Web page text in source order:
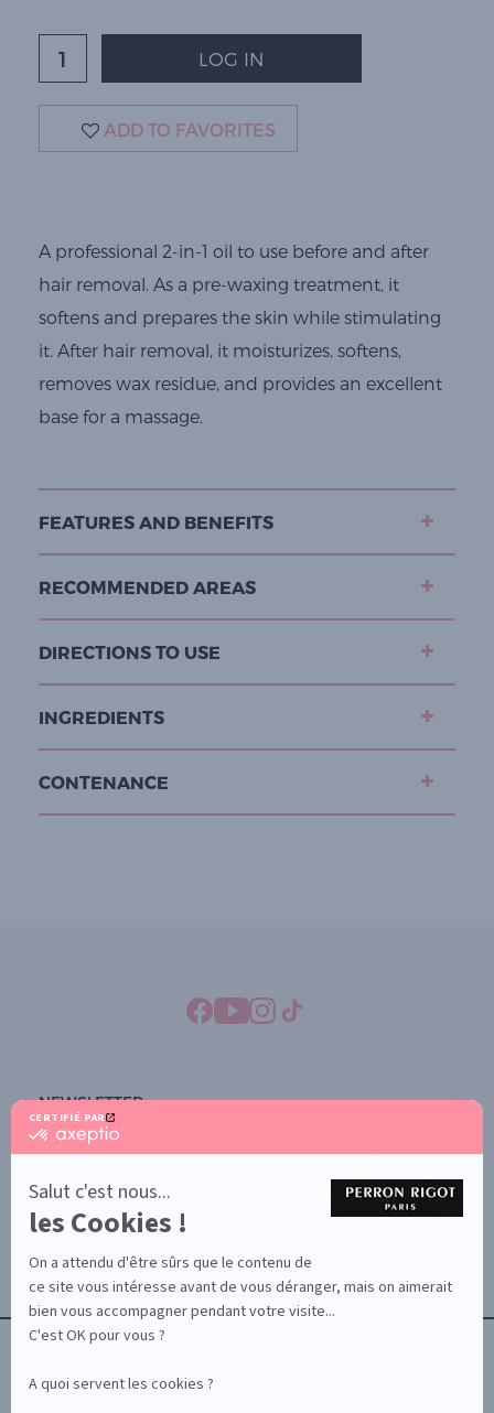
CERTIFIÉ PAR
certifié
En
savoir
plus
sur
Axeptio
Salut c'est nous...
les Cookies !
On a attendu d'être sûrs que le contenu de
ce site vous intéresse avant de vous déranger, mais on aimerait
bien vous accompagner pendant votre visite...
C'est OK pour vous ?
A quoi servent les cookies ?
LOG IN
ADD TO FAVORITES
A professional 2-in-1 oil to use before and after
hair removal. As a pre-waxing treatment, it
softens and prepares the skin while stimulating
it. After hair removal, it moisturizes, softens,
removes wax residue, and provides an excellent
base for a massage.
FEATURES AND BENEFITS
RECOMMENDED AREAS
DIRECTIONS TO USE
INGREDIENTS
CONTENANCE
NEWSLETTER
SUBSCRIBE TO THE NEWSLETTER
CONTACT
TERMS AND CONDITIONS